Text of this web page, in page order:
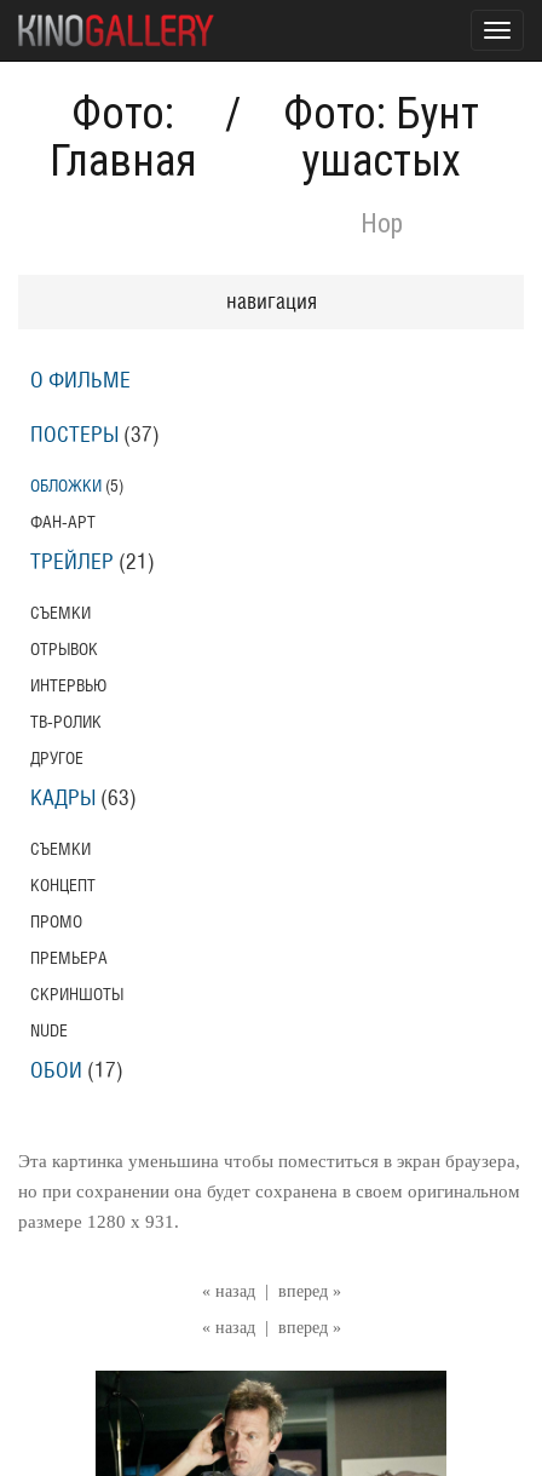
Фото:
Главная
/
Фото: Бунт
ушастых
Hop
« назад
вперед »
« назад
вперед »
Эта картинка уменьшина чтобы поместиться в экран браузера,
но при сохранении она будет сохранена в своем оригинальном
размере 1280 x 931.
навигация
О ФИЛЬМЕ
ПОСТЕРЫ (37)
ОБЛОЖКИ (5)
ФАН-АРТ
ТРЕЙЛЕР (21)
СЪЕМКИ
ОТРЫВОК
ИНТЕРВЬЮ
ТВ-РОЛИК
ДРУГОЕ
КАДРЫ (63)
СЪЕМКИ
КОНЦЕПТ
ПРОМО
ПРЕМЬЕРА
СКРИНШОТЫ
NUDE
ОБОИ (17)